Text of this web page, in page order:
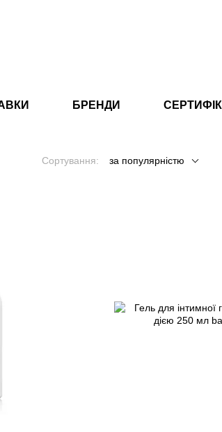
БРЕНДИ
Сортування: за популярністю